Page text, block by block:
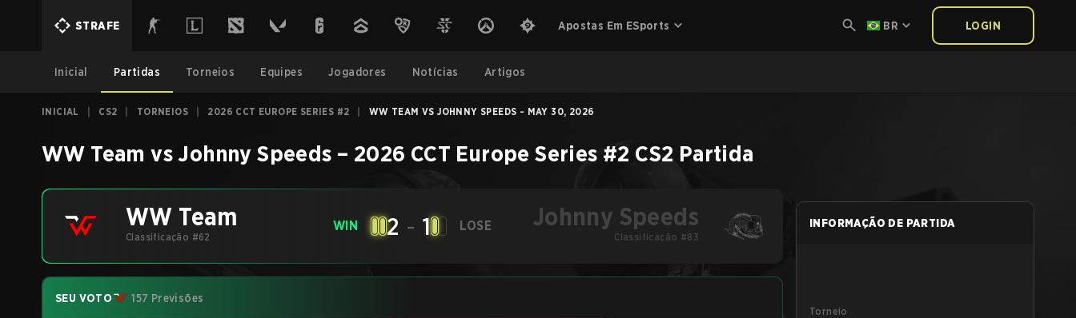
STRAFE Apostas Em ESports BR LOGIN
Inicial Partidas Torneios Equipes Jogadores Notícias Artigos
INICIAL CS2 TORNEIOS 2026 CCT EUROPE SERIES #2 WW TEAM VS JOHNNY SPEEDS - MAY 30, 2026
WW Team vsJohnny Speeds – 2026 CCT Europe Series #2 CS2 Partida
WW Team
Classificação #62
WIN 2 - 1 LOSE Johnny Speeds
Classificação #83
SEU VOTO 157 Previsões
INFORMAÇÃO DE PARTIDA
Torneio